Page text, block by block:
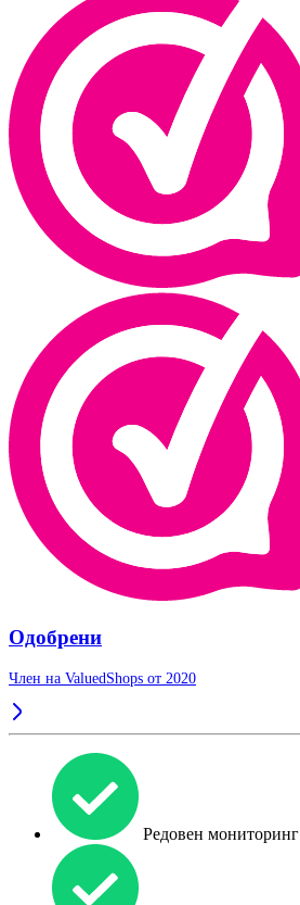
Одобрени
Член на ValuedShops от 2020
Редовен мониторинг